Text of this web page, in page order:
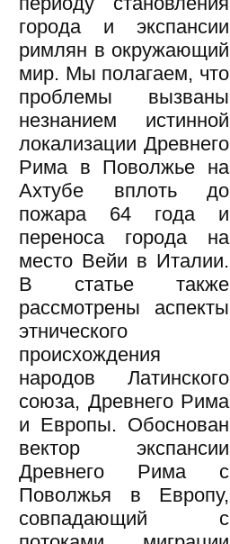
города и экспансии
римлян в окружающий
мир. Мы полагаем, что
проблемы вызваны
незнанием истинной
локализации Древнего
Рима в Поволжье на
Ахтубе вплоть до
пожара 64 года и
переноса города на
место Вейи в Италии.
В статье также
рассмотрены аспекты
этнического
происхождения
народов Латинского
союза, Древнего Рима
и Европы. Обоснован
вектор экспансии
Древнего Рима с
Поволжья в Европу,
совпадающий с